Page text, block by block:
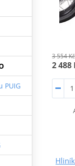
PUIG
3 554 Kč
2 488